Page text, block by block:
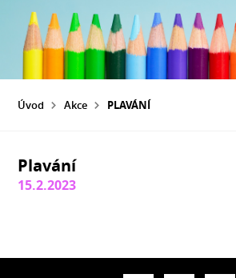
Úvod Akce PLAVÁNÍ
Plavání
15.2.2023